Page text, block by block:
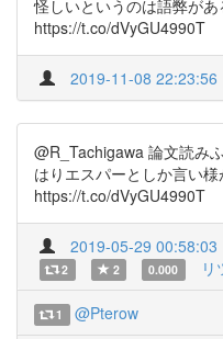
怪しいというのは語弊が
https://t.co/dVyGU4990T
2019-11-08 22:23:56
@R_Tachigawa 論文読み
はりエスパーとしか言い
https://t.co/dVyGU4990T
2019-05-29 00:58:03
2 2 0.000
1 @Pterow